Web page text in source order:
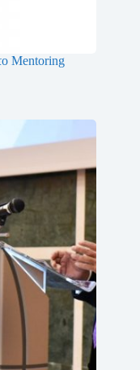
Mentoring